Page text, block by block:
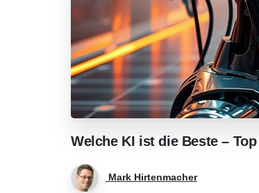
Welche KI ist die Beste – Top
Mark Hirtenmacher